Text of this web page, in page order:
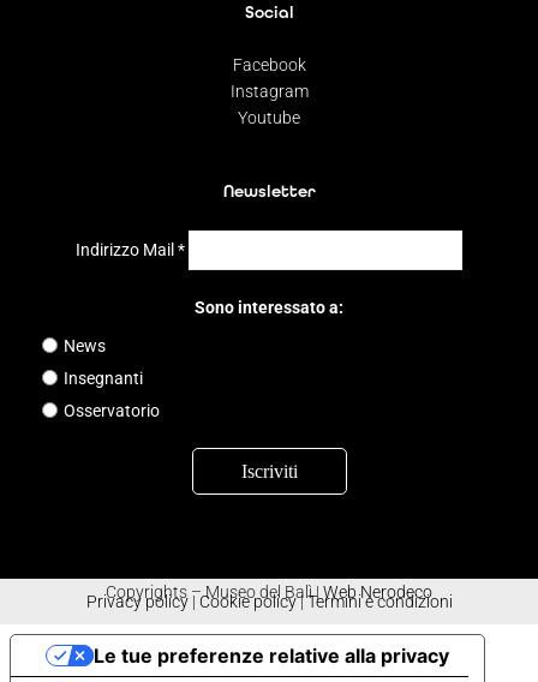
Social
Facebook
Instagram
Youtube
Newsletter
Indirizzo Mail *
Sono interessato a:
News
Insegnanti
Osservatorio
Copyrights – Museo del Balì | Web Nerodeco
Privacy policy| Cookie policy|Termini e condizioni
Le tue preferenze relative alla privacy